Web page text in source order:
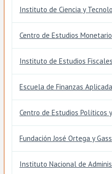
Instituto de Ciencia y
Centro de Estudios
Instituto de Estudios Fiscales
Escuela de Finanzas
Centro de Estudios Políticos
Fundación José Ortega y
Instituto Nacional de